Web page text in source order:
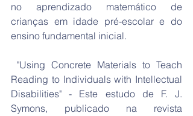
no aprendizado matemático de
crianças em idade pré-escolar e do
ensino fundamental inicial.
Reading to Individuals with Intellectual
Disabilities" - Este estudo de F. J.
Symons, publicado na revista